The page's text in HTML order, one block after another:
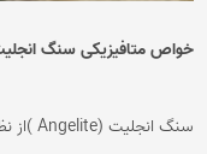
خواص متافیزیکی سنگ
سنگ انجلیت (Angelite )از نظر روانشناسی، خشونت را خنثی می کند.